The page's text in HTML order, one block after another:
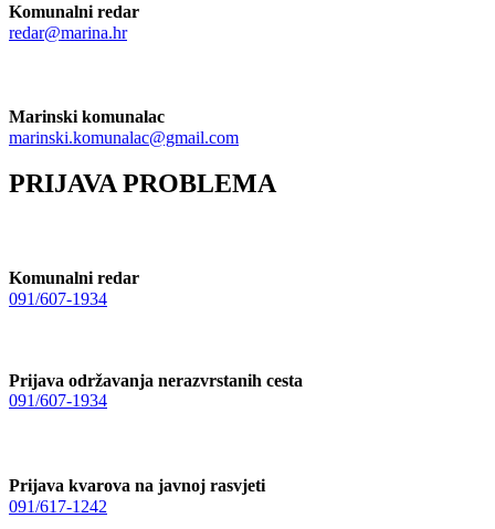
Komunalni redar
redar@marina.hr
Marinski komunalac
marinski.komunalac@gmail.com
PRIJAVA PROBLEMA
Komunalni redar
091/607-1934
Prijava održavanja nerazvrstanih cesta
091/607-1934
Prijava kvarova na javnoj rasvjeti
091/617-1242